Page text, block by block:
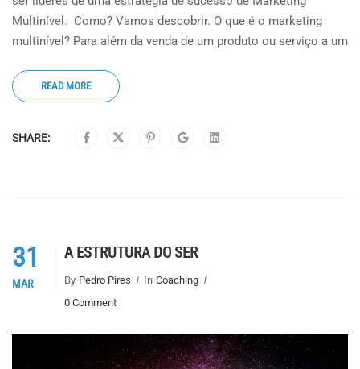
Multinível. Como? Vamos descobrir. O que é o marketing
multinível? Para além da venda de um produto ou serviço a um
READ MORE
SHARE:
31
MAR
A ESTRUTURA DO SER
By Pedro Pires In Coaching
0 Comment